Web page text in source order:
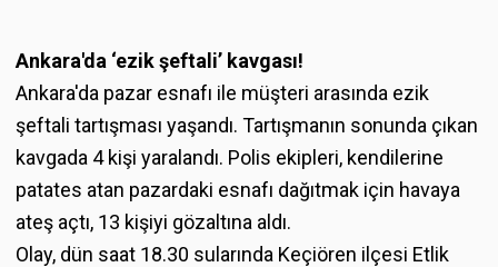
Ankara'da ‘ezik şeftali’ kavgası!
Ankara'da pazar esnafı ile müşteri arasında ezik
şeftali tartışması yaşandı. Tartışmanın sonunda çıkan
kavgada 4 kişi yaralandı. Polis ekipleri, kendilerine
patates atan pazardaki esnafı dağıtmak için havaya
ateş açtı, 13 kişiyi gözaltına aldı.
Olay, dün saat 18.30 sularında Keçiören ilçesi Etlik